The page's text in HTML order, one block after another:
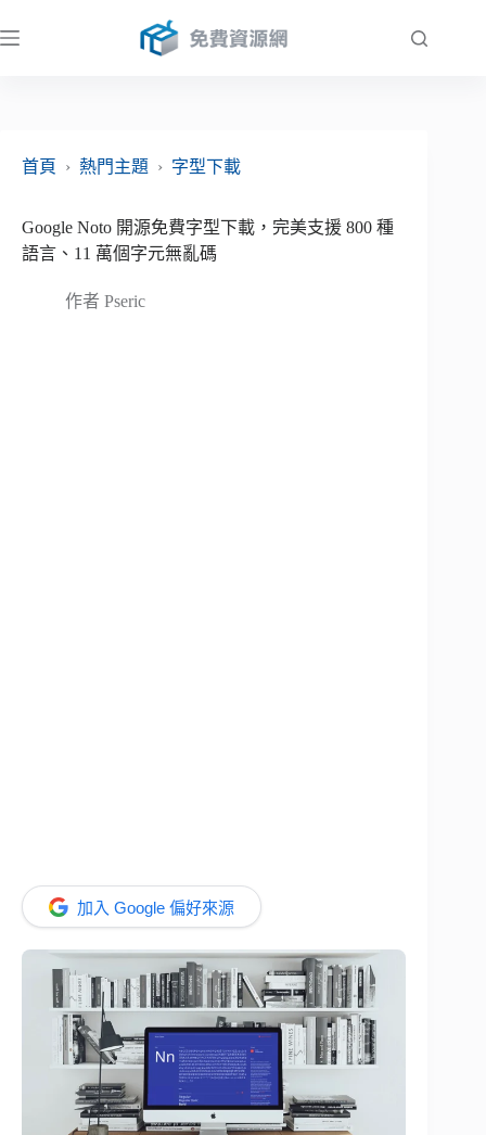
至
首頁
› 熱門主題 › 字型下載
Google Noto 開源免費字型下載，完美支援 800 種
語言、11 萬個字元無亂碼
作者 Pseric
加入 Google 偏好來源